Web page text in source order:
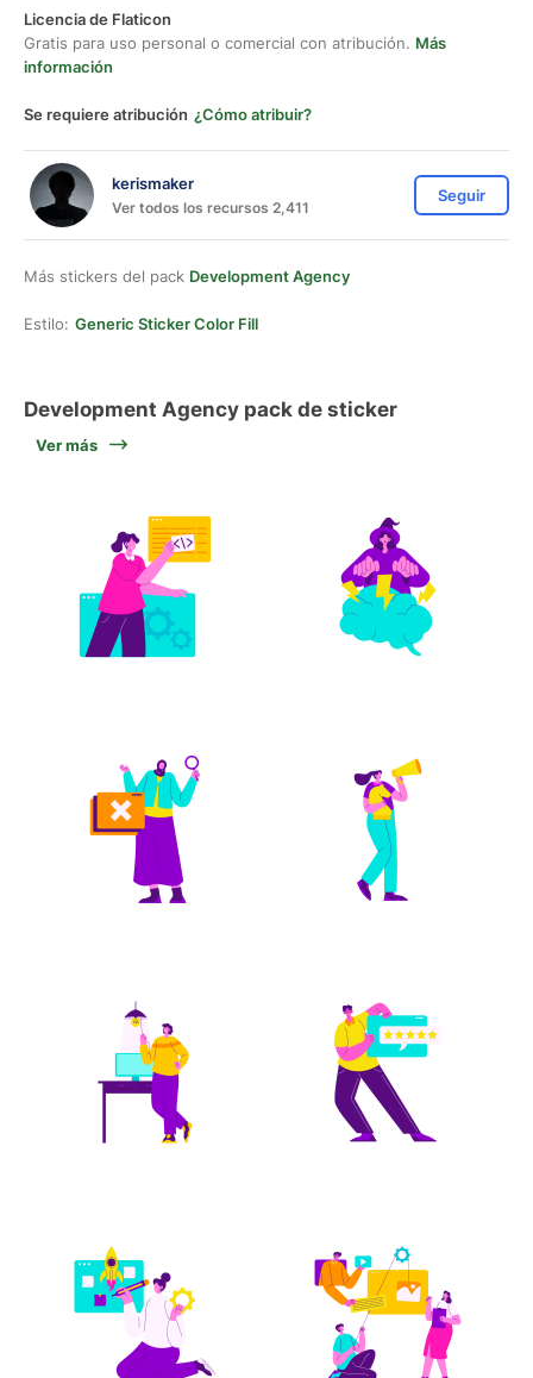
Licencia de Flaticon
Gratis para uso personal o comercial con atribución. Más
información
Se requiere atribución ¿Cómo atribuir?
kerismaker
Ver todos los recursos 2,411
Seguir
Más stickers del pack Development Agency
Estilo: Generic Sticker Color Fill
Development Agency pack de sticker
Ver más